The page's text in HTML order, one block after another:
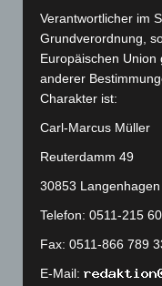
8. August 2026
A2: Zweite
und Bothfeld
8. August 2026
Waldbrandeinsatz aus
Hannover: Erste
7. August 2026
Verantwortlicher im
Grundverordnung,
Europäischen
anderer
Charakter ist:
Carl-Marcus Müller
Reuterdamm 49
30853
Telefon: 0511-215
Fax: 0511-866 789
E-Mail: